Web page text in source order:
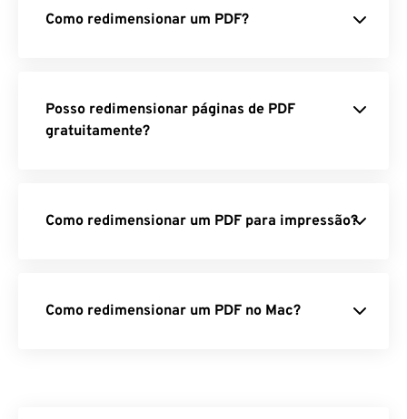
Como redimensionar um PDF?
Posso redimensionar páginas de PDF
gratuitamente?
Como redimensionar um PDF para impressão?
Como redimensionar um PDF no Mac?